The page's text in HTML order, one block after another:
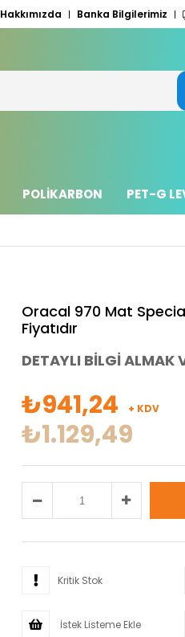
Hakkımızda Banka Bilgilerimiz
POLİKARBON PET-G
Oracal 970 Mat
Fiyatıdır
DETAYLI BİLGİ ALMAK
₺941,24 + KDV
₺1.129,49
Kritik Stok
İstek Listeme Ekle